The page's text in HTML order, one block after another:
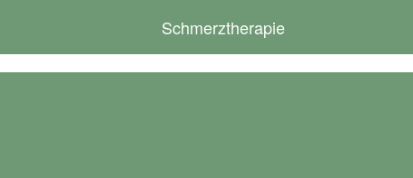
Schmerztherapie